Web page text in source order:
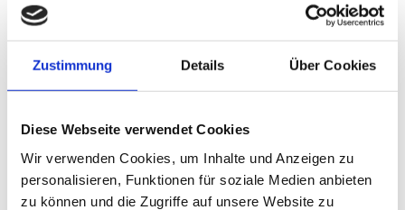
Zustimmung Details Über Cookies
Diese Webseite verwendet Cookies
Wir verwenden Cookies, um Inhalte und Anzeigen zu
personalisieren, Funktionen für soziale Medien anbieten
zu können und die Zugriffe auf unsere Website zu
lassen Licht herein und ermöglichen
kontrollierte Luftzufuhr — auch als
Rauch- und Wärmeabzug mit moderner
Zubehörintegration erfolgen technisch
sauber und ansprechend – mit Blick auf
Dämmung, Sicherheit und Funktion.